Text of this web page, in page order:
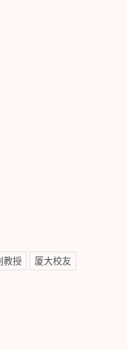
教授 厦大校友